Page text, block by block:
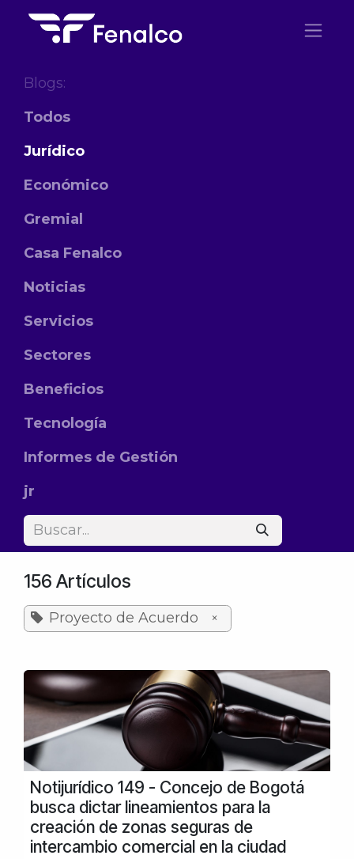
Blogs:
Todos
Jurídico
Económico
Gremial
Casa Fenalco
Noticias
Servicios
Sectores
Beneficios
Tecnología
Informes de Gestión
jr
156 Artículos
Proyecto de Acuerdo ×
Notijurídico 149 - Concejo de Bogotá
busca dictar lineamientos para la
creación de zonas seguras de
intercambio comercial en la ciudad